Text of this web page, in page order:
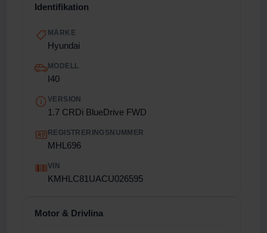
Identifikation
MÄRKE
Hyundai
MODELL
I40
VERSION
1.7 CRDi BlueDrive FWD
REGISTRERINGSNUMMER
MHL696
VIN
KMHLC81UACU026595
Motor & Drivlina